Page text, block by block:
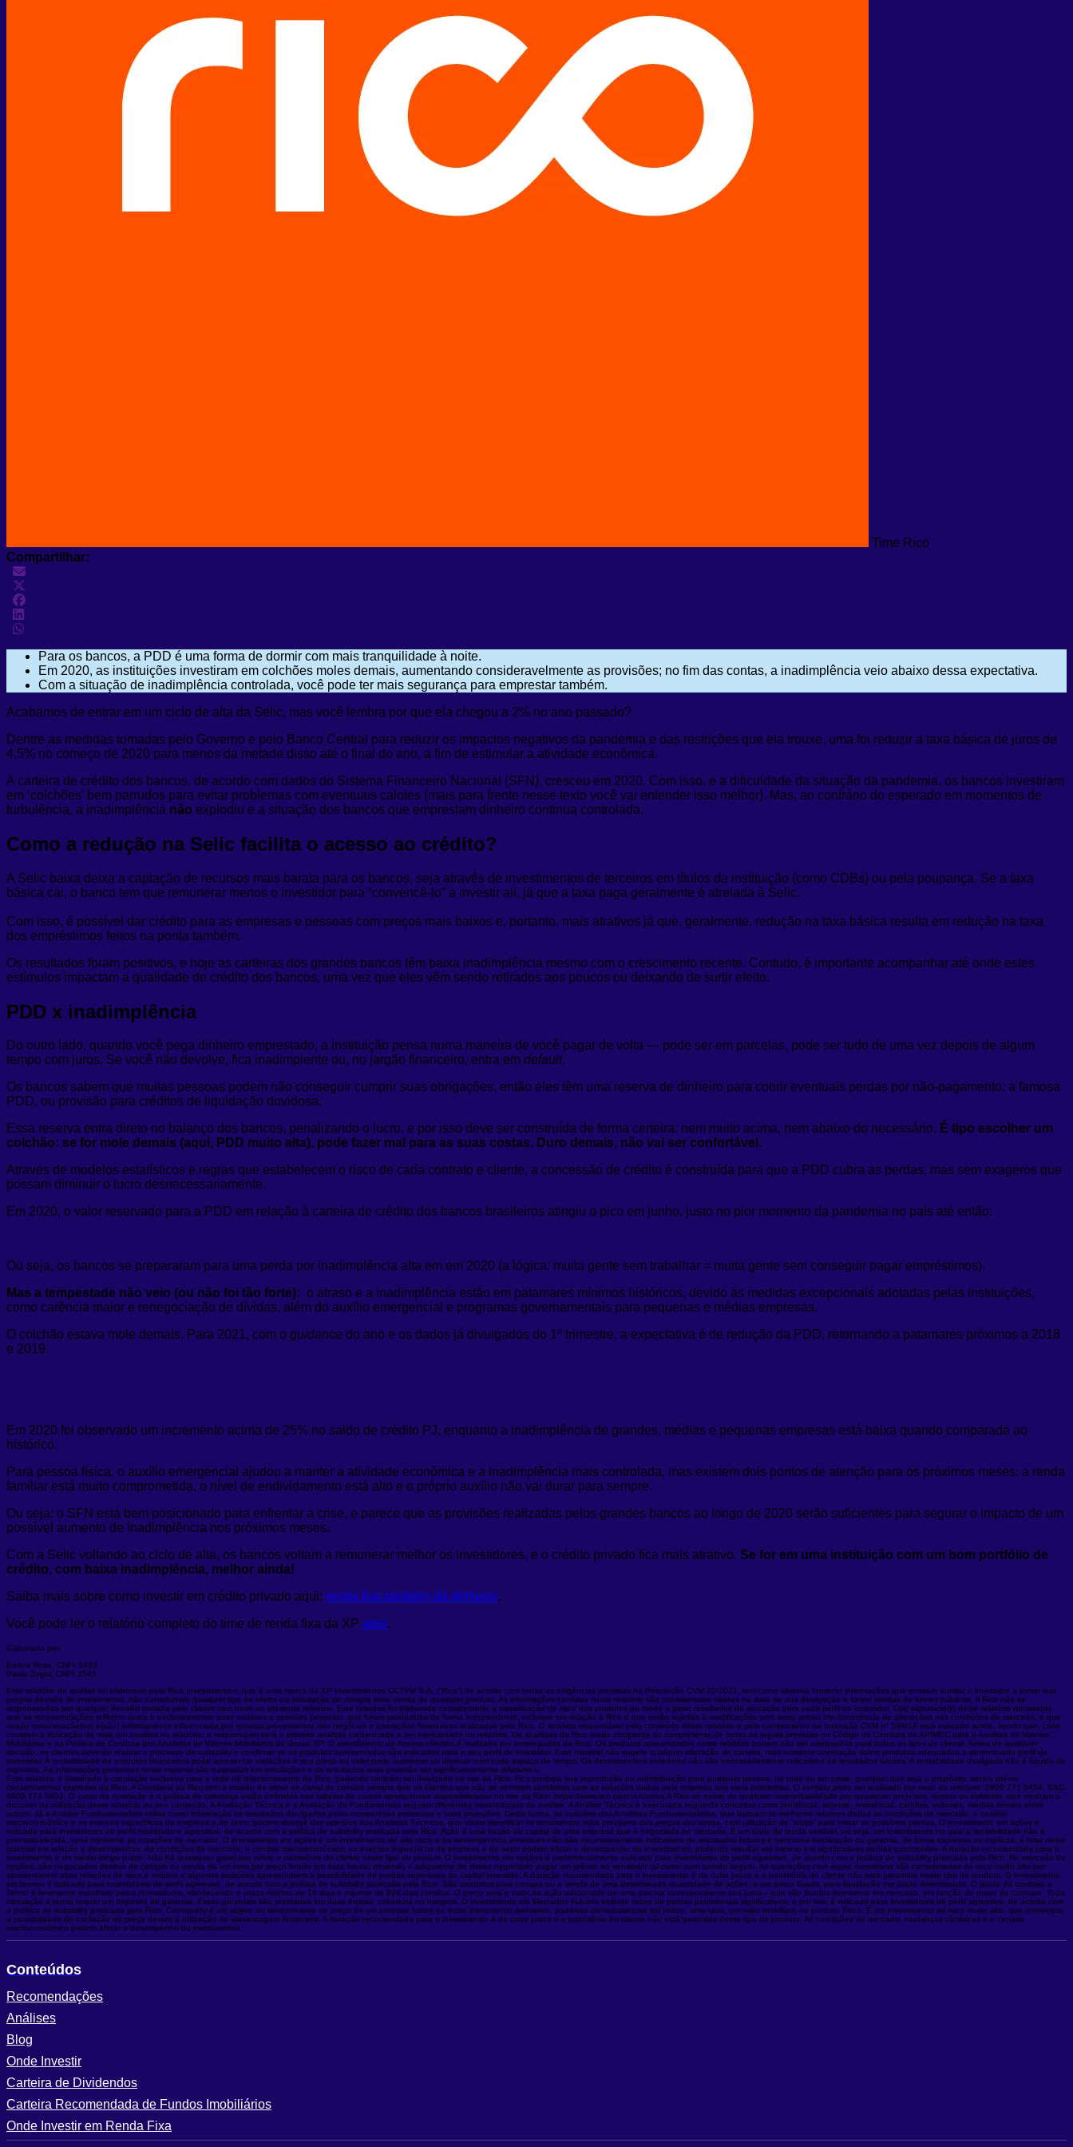
Time Rico
Compartilhar:
Para os bancos, a PDD é uma forma de dormir com mais tranquilidade à noite.
Em 2020, as instituições investiram em colchões moles demais, aumentando consideravelmente as provisões; no fim das contas, a inadimplência veio abaixo dessa expectativa.
Com a situação de inadimplência controlada, você pode ter mais segurança para emprestar também.
Acabamos de entrar em um ciclo de alta da Selic, mas você lembra por que ela chegou a 2% no ano passado?
Dentre as medidas tomadas pelo Governo e pelo Banco Central para reduzir os impactos negativos da pandemia e das restrições que ela trouxe, uma foi reduzir a taxa básica de juros de
4,5% no começo de 2020 para menos da metade disso até o final do ano, a fim de estimular a atividade econômica.
A carteira de crédito dos bancos, de acordo com dados do Sistema Financeiro Nacional (SFN), cresceu em 2020. Com isso, e a dificuldade da situação da pandemia, os bancos investiram
em ‘colchões’ bem parrudos para evitar problemas com eventuais calotes (mais para frente nesse texto você vai entender isso melhor). Mas, ao contrário do esperado em momentos de
turbulência, a inadimplência não explodiu e a situação dos bancos que emprestam dinheiro continua controlada.
Como a redução na Selic facilita o acesso ao crédito?
A Selic baixa deixa a captação de recursos mais barata para os bancos, seja através de investimentos de terceiros em títulos da instituição (como CDBs) ou pela poupança. Se a taxa
básica cai, o banco tem que remunerar menos o investidor para “convencê-lo” a investir ali, já que a taxa paga geralmente é atrelada à Selic.
Com isso, é possível dar crédito para as empresas e pessoas com preços mais baixos e, portanto, mais atrativos já que, geralmente, redução na taxa básica resulta em redução na taxa
dos empréstimos feitos na ponta também.
Os resultados foram positivos, e hoje as carteiras dos grandes bancos têm baixa inadimplência mesmo com o crescimento recente. Contudo, é importante acompanhar até onde estes
estímulos impactam a qualidade de crédito dos bancos, uma vez que eles vêm sendo retirados aos poucos ou deixando de surtir efeito.
PDD x inadimplência
Do outro lado, quando você pega dinheiro emprestado, a instituição pensa numa maneira de você pagar de volta — pode ser em parcelas, pode ser tudo de uma vez depois de algum
tempo com juros. Se você não devolve, fica inadimplente ou, no jargão financeiro, entra em default.
Os bancos sabem que muitas pessoas podem não conseguir cumprir suas obrigações, então eles têm uma reserva de dinheiro para cobrir eventuais perdas por não-pagamento: a famosa
PDD, ou provisão para créditos de liquidação duvidosa.
Essa reserva entra direto no balanço dos bancos, penalizando o lucro, e por isso deve ser construída de forma certeira: nem muito acima, nem abaixo do necessário. É tipo escolher um
colchão: se for mole demais (aqui, PDD muito alta), pode fazer mal para as suas costas. Duro demais, não vai ser confortável.
Através de modelos estatísticos e regras que estabelecem o risco de cada contrato e cliente, a concessão de crédito é construída para que a PDD cubra as perdas, mas sem exageros que
possam diminuir o lucro desnecessariamente.
Em 2020, o valor reservado para a PDD em relação à carteira de crédito dos bancos brasileiros atingiu o pico em junho, justo no pior momento da pandemia no país até então:
Ou seja, os bancos se prepararam para uma perda por inadimplência alta em em 2020 (a lógica: muita gente sem trabalhar = muita gente sem conseguir pagar empréstimos).
Mas a tempestade não veio (ou não foi tão forte): o atraso e a inadimplência estão em patamares mínimos históricos, devido às medidas excepcionais adotadas pelas instituições,
como carência maior e renegociação de dívidas, além do auxílio emergencial e programas governamentais para pequenas e médias empresas.
O colchão estava mole demais. Para 2021, com o guidance do ano e os dados já divulgados do 1º trimestre, a expectativa é de redução da PDD, retornando a patamares próximos a 2018
e 2019.
Em 2020 foi observado um incremento acima de 25% no saldo de crédito PJ, enquanto a inadimplência de grandes, médias e pequenas empresas está baixa quando comparada ao
histórico.
Para pessoa física, o auxílio emergencial ajudou a manter a atividade econômica e a inadimplência mais controlada, mas existem dois pontos de atenção para os próximos meses: a renda
familiar está muito comprometida, o nível de endividamento está alto e o próprio auxílio não vai durar para sempre.
Ou seja: o SFN está bem posicionado para enfrentar a crise, e parece que as provisões realizadas pelos grandes bancos ao longo de 2020 serão suficientes para segurar o impacto de um
possível aumento de inadimplência nos próximos meses.
Com a Selic voltando ao ciclo de alta, os bancos voltam a remunerar melhor os investidores, e o crédito privado fica mais atrativo. Se for em uma instituição com um bom portfólio de
crédito, com baixa inadimplência, melhor ainda!
Saiba mais sobre como investir em crédito privado aqui: renda fixa também dá dinheiro.
Você pode ler o relatório completo do time de renda fixa da XP aqui.
Elaborado por:
Betina Roxo, CNPI 1493
Paula Zogbi, CNPI 2545
Este relatório de análise foi elaborado pela Rico Investimentos, que é uma marca da XP Investimentos CCTVM S.A. (“Rico”) de acordo com todas as exigências previstas na Resolução CVM 20/2021, tem como objetivo fornecer informações que possam auxiliar o investidor a tomar sua
própria decisão de investimento, não constituindo qualquer tipo de oferta ou solicitação de compra e/ou venda de qualquer produto. As informações contidas neste relatório são consideradas válidas na data de sua divulgação e foram obtidas de fontes públicas. A Rico não se
responsabiliza por qualquer decisão tomada pelo cliente com base no presente relatório. Este relatório foi elaborado considerando a classificação de risco dos produtos de modo a gerar resultados de alocação para cada perfil de investidor. O(s) signatário(s) deste relatório declara(m)
que as recomendações refletem única e exclusivamente suas análises e opiniões pessoais, que foram produzidas de forma independente, inclusive em relação à Rico e que estão sujeitas a modificações sem aviso prévio em decorrência de alterações nas condições de mercado, e que
sua(s) remuneração(es) é(são) indiretamente influenciada por receitas provenientes dos negócios e operações financeiras realizadas pela Rico. O analista responsável pelo conteúdo deste relatório e pelo cumprimento da Instrução CVM nº 598/18 está indicado acima, sendo que, caso
constem a indicação de mais um analista no relatório, o responsável será o primeiro analista credenciado a ser mencionado no relatório. Os analistas da Rico estão obrigados ao cumprimento de todas as regras previstas no Código de Conduta da APIMEC para o Analista de Valores
Mobiliários e na Política de Conduta dos Analistas de Valores Mobiliários do Grupo XP. O atendimento de nossos clientes é realizado por empregados da Rico. Os produtos apresentados neste relatório podem não ser adequados para todos os tipos de cliente. Antes de qualquer
decisão, os clientes deverão realizar o processo de suitability e confirmar se os produtos apresentados são indicados para o seu perfil de investidor. Este material não sugere qualquer alteração de carteira, mas somente orientação sobre produtos adequados a determinado perfil de
investidor. A rentabilidade de produtos financeiros pode apresentar variações e seu preço ou valor pode aumentar ou diminuir num curto espaço de tempo. Os desempenhos anteriores não são necessariamente indicativos de resultados futuros. A rentabilidade divulgada não é líquida de
impostos. As informações presentes neste material são baseadas em simulações e os resultados reais poderão ser significativamente diferentes.
Este relatório é destinado à circulação exclusiva para a rede de relacionamento da Rico, podendo também ser divulgado no site da Rico. Fica proibida sua reprodução ou redistribuição para qualquer pessoa, no todo ou em parte, qualquer que seja o propósito, sem o prévio
consentimento expresso da Rico. A Ouvidoria da Rico tem a missão de servir de canal de contato sempre que os clientes que não se sentirem satisfeitos com as soluções dadas pela empresa aos seus problemas. O contato pode ser realizado por meio do telefone: 0800 771 5454. SAC.
0800 774 0402. O custo da operação e a política de cobrança estão definidos nas tabelas de custos operacionais disponibilizadas no site da Rico: https://www.rico.com.vc/custos A Rico se exime de qualquer responsabilidade por quaisquer prejuízos, diretos ou indiretos, que venham a
decorrer da utilização deste relatório ou seu conteúdo. A Avaliação Técnica e a Avaliação de Fundamentos seguem diferentes metodologias de análise. A Análise Técnica é executada seguindo conceitos como tendência, suporte, resistência, candles, volumes, médias móveis entre
outros. Já a Análise Fundamentalista utiliza como informação os resultados divulgados pelas companhias emissoras e suas projeções. Desta forma, as opiniões dos Analistas Fundamentalistas, que buscam os melhores retornos dadas as condições de mercado, o cenário
macroeconômico e os eventos específicos da empresa e do setor, podem divergir das opiniões dos Analistas Técnicos, que visam identificar os movimentos mais prováveis dos preços dos ativos, com utilização de “stops” para limitar as possíveis perdas. O investimento em ações é
indicado para investidores de perfil moderado e agressivo, de acordo com a política de suitability praticada pela Rico. Ação é uma fração do capital de uma empresa que é negociada no mercado. É um título de renda variável, ou seja, um investimento no qual a rentabilidade não é
preestabelecida, varia conforme as cotações de mercado. O investimento em ações é um investimento de alto risco e os desempenhos anteriores não são necessariamente indicativos de resultados futuros e nenhuma declaração ou garantia, de forma expressa ou implícita, é feita neste
material em relação a desempenhos. As condições de mercado, o cenário macroeconômico, os eventos específicos da empresa e do setor podem afetar o desempenho do investimento, podendo resultar até mesmo em significativas perdas patrimoniais. A duração recomendada para o
investimento é de médio-longo prazo. Não há quaisquer garantias sobre o patrimônio do cliente neste tipo de produto O investimento em opções é preferencialmente indicado para investidores de perfil agressivo, de acordo com a política de suitability praticada pela Rico. No mercado de
opções, são negociados direitos de compra ou venda de um bem por preço fixado em data futura, devendo o adquirente do direito negociado pagar um prêmio ao vendedor tal como num acordo seguro. As operações com esses derivativos são consideradas de risco muito alto por
apresentarem altas relações de risco e retorno e algumas posições apresentarem a possibilidade de perdas superiores ao capital investido. A duração recomendada para o investimento é de curto prazo e o patrimônio do cliente não está garantido neste tipo de produto. O investimento
em termos é indicado para investidores de perfil agressivo, de acordo com a política de suitability praticada pela Rico. São contratos para compra ou a venda de uma determinada quantidade de ações, a um preço fixado, para liquidação em prazo determinado. O prazo do contrato a
Termo é livremente escolhido pelos investidores, obedecendo o prazo mínimo de 16 dias e máximo de 999 dias corridos. O preço será o valor da ação adicionado de uma parcela correspondente aos juros – que são fixados livremente em mercado, em função do prazo do contrato. Toda
transação a termo requer um depósito de garantia. Essas garantias são prestadas em duas formas: cobertura ou margem. O investimento em Mercados Futuros embute riscos de perdas patrimoniais significativos, e por isso é indicado para investidores de perfil agressivo, de acordo com
a política de suitability praticada pela Rico. Commodity é um objeto ou determinante de preço de um contrato futuro ou outro instrumento derivativo, podendo consubstanciar um índice, uma taxa, um valor mobiliário ou produto físico. É um investimento de risco muito alto, que contempla
a possibilidade de oscilação de preço devido à utilização de alavancagem financeira. A duração recomendada para o investimento é de curto prazo e o patrimônio do cliente não está garantido neste tipo de produto. As condições de mercado, mudanças climáticas e o cenário
macroeconômico podem afetar o desempenho do investimento.
Conteúdos
Recomendações
Análises
Blog
Onde Investir
Carteira de Dividendos
Carteira Recomendada de Fundos Imobiliários
Onde Investir em Renda Fixa